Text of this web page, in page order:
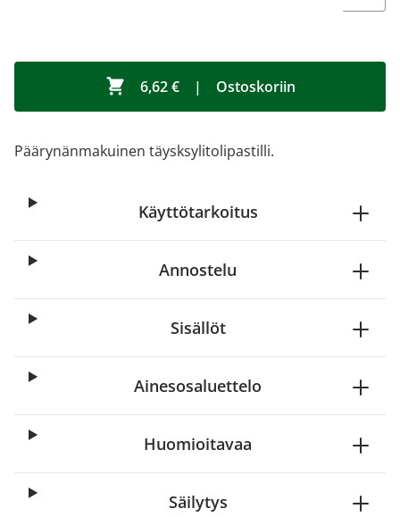
6,62 € | Ostoskoriin
Päärynänmakuinen täysksylitolipastilli.
Käyttötarkoitus
Annostelu
Sisällöt
Ainesosaluettelo
Huomioitavaa
Säilytys